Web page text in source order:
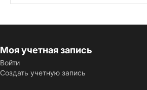
Моя учетная запись
Войти
Создать учетную запись